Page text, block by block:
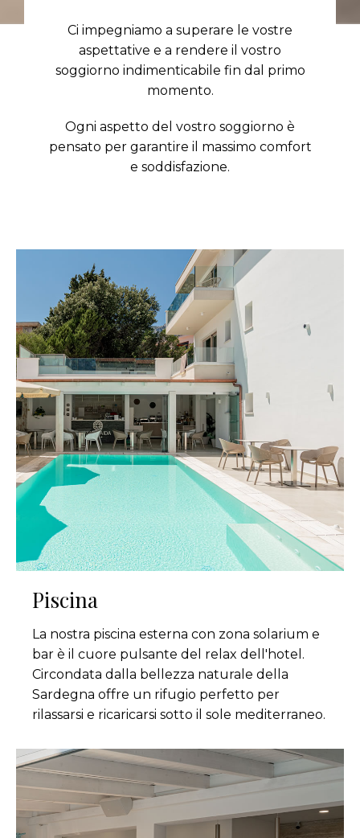
Ci impegniamo a superare le vostre
aspettative e a rendere il vostro
soggiorno indimenticabile fin dal primo
momento.
Ogni aspetto del vostro soggiorno è
pensato per garantire il massimo comfort
e soddisfazione.
Piscina
La nostra piscina esterna con zona solarium e
bar è il cuore pulsante del relax dell'hotel.
Circondata dalla bellezza naturale della
Sardegna offre un rifugio perfetto per
rilassarsi e ricaricarsi sotto il sole mediterraneo.